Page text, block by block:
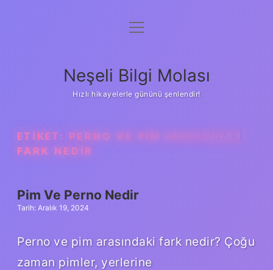
Anasayfa
Yasal Uyarı
menüyü
Neşeli Bilgi Molası
Hızlı hikayelerle gününü şenlendir!
ETIKET: PERNO VE PIM ARASINDAKI
FARK NEDIR
Pim Ve Perno Nedir
Tarih: Aralık 19, 2024
Perno ve pim arasındaki fark nedir? Çoğu
zaman pimler, yerlerine